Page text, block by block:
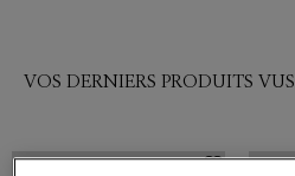
VOS DERNIERS PRODUITS VUS